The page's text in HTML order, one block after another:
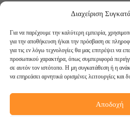
Διαχείριση
Για να παρέχουμε την καλύτερη εμπειρία,
για την αποθήκευση ή/και την πρόσβαση σε
για τις εν λόγω τεχνολογίες θα μας επιτρέψει να
προσωπικού χαρακτήρα, όπως συμπεριφορά
σε αυτόν τον ιστότοπο. Η μη συγκατάθεση ή η
να επηρεάσει αρνητικά ορισμένες λειτουργίες και
Αποδοχή